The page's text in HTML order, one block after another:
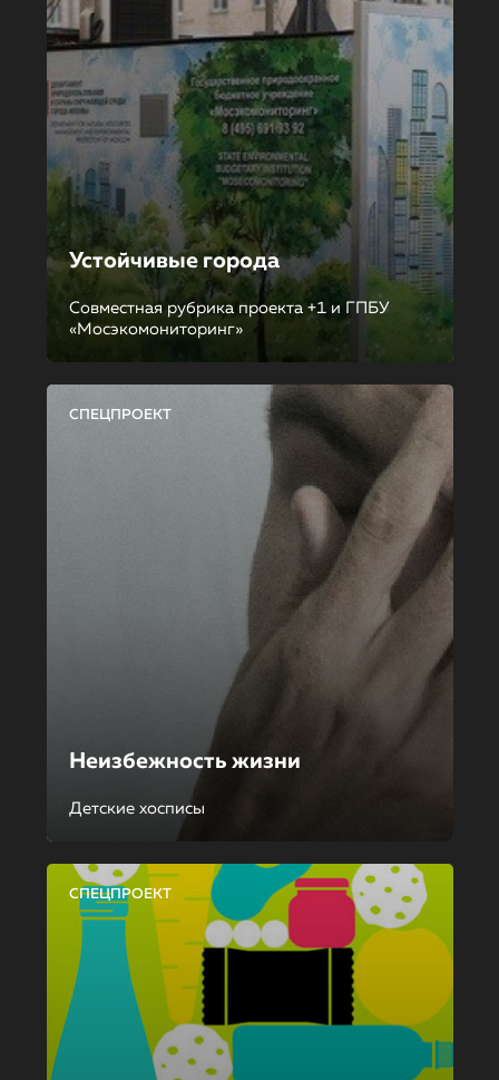
Устойчивые города
Совместная рубрика проекта +1 и ГПБУ
«Мосэкомониторинг»
СПЕЦПРОЕКТ
Неизбежность жизни
Детские хосписы
СПЕЦПРОЕКТ